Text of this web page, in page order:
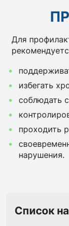
Для
избегать
соблюдать
проходить
нарушения.
Список